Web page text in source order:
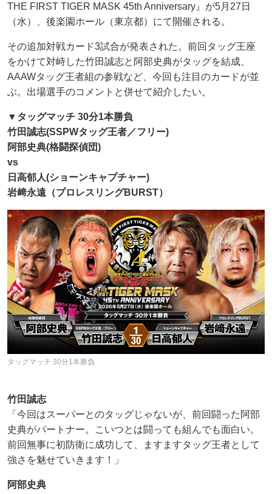
THE FIRST TIGER MASK 45th Anniversary』が5月27日
（水）、後楽園ホール（東京都）にて開催される。
その追加対戦カード3試合が発表された。前回タッグ王座
をかけて対峙した竹田誠志と阿部史典がタッグを結成、
AAAWタッグ王者組の参戦など、今回も注目のカードが並
ぶ。出場選手のコメントと併せて紹介したい。
▼タッグマッチ 30分1本勝負
竹田誠志(SSPWタッグ王者／フリー)
阿部史典(格闘探偵団)
vs
日高郁人(ショーンキャプチャー)
岩﨑永遠（プロレスリングBURST）
タッグマッチ 30分1本勝負
竹田誠志
「今回はスーパーとのタッグじゃないが、前回闘った阿部
史典がパートナー。こいつとは闘っても組んでも面白い。
前回無事に初防衛に成功して、ますますタッグ王者として
強さを魅せていきます！」
阿部史典